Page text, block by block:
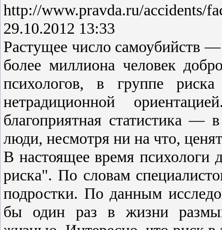
http://www.pravda.ru/accidents/
29.10.2012 13:33
Растущее число самоубийств
более миллиона человек
психологов, в группе
нетрадиционной
благоприятная статистика —
люди, несмотря ни на что,
В настоящее время
риска". По словам
подростки. По данным
бы один раз в жизни